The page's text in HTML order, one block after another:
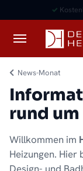
✓
News-Monat
rund
Willkommen im
Heizungen.